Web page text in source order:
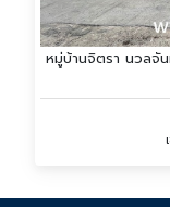
หมู่บ้านจิตรา นวลจั